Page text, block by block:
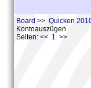
Board >> Quicken
Kontoauszügen
Seiten: << 1 >>